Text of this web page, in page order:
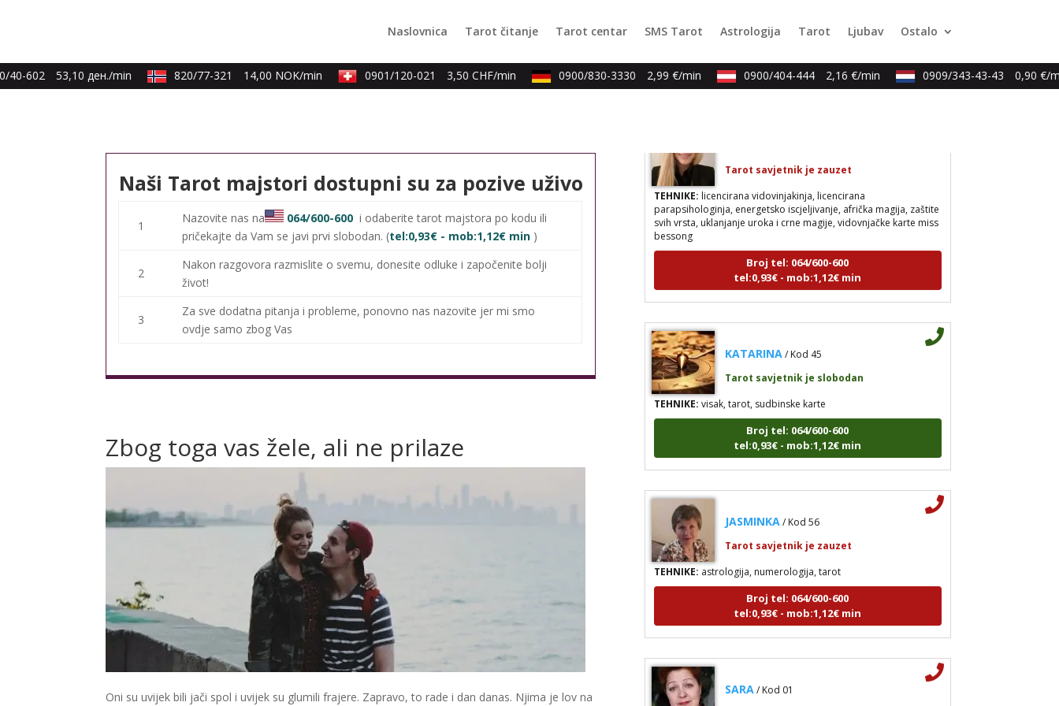
Naslovnica Tarot čitanje Tarot centar SMS Tarot Astrologija Tarot Ljubav Ostalo
40-602 53,10 ден./min 820/77-321 14,00 NOK/min 0901/120-021 3,50 CHF/min 0900/830-3330 2,99 €/min 0900/404-444 2,16 €/min 0909/343-43-43 0,90 €/
Naši Tarot majstori dostupni su za pozive uživo
1
Nazovite nas na 064/600-600 i odaberite tarot majstora po kodu ili
pričekajte da Vam se javi prvi slobodan. (tel:0,93€ - mob:1,12€ min )
2
Nakon razgovora razmislite o svemu, donesite odluke i započenite bolji
život!
3
Za sve dodatna pitanja i probleme, ponovno nas nazovite jer mi smo
ovdje samo zbog Vas
Zbog toga vas žele, ali ne prilaze
Oni su uvijek bili jači spol i uvijek su glumili frajere. Zapravo, to rade i dan danas. Njima je lov na
tel:0,93€ - mob:1,12€ min
Tarot savjetnik je zauzet
TEHNIKE:licencirana vidovinjakinja, licencirana
parapsihologinja, energetsko iscjeljivanje, afrička magija, zaštite
svih vrsta, uklanjanje uroka i crne magije, vidovnjačke karte miss
bessong
Broj tel: 064/600-600
tel:0,93€ - mob:1,12€ min
KATARINA
/ Kod 45
Tarot savjetnik je slobodan
TEHNIKE:visak, tarot, sudbinske karte
Broj tel: 064/600-600
tel:0,93€ - mob:1,12€ min
JASMINKA
/ Kod 56
Tarot savjetnik je zauzet
TEHNIKE:astrologija, numerologija, tarot
Broj tel: 064/600-600
tel:0,93€ - mob:1,12€ min
SARA
/ Kod 01